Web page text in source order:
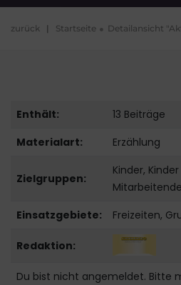
zurück | Startseite Detailansicht
Enthält:
13 Beiträge
Materialart:
Erzählung
Zielgruppen:
Kinder,
Mitarbeitende
Einsatzgebiete:
Freizeiten,
Redaktion:
Du bist nicht angemeldet. Bitte